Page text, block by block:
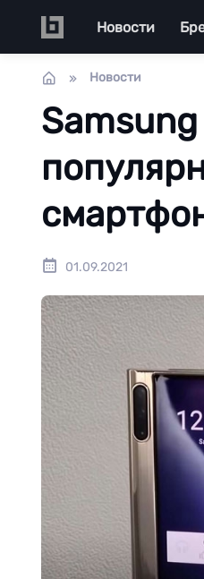
Main
Новости
Новости
01.09.2021